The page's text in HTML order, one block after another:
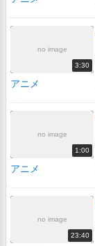
no image
3:30
アニメ
no image
1:00
アニメ
no image
23:40